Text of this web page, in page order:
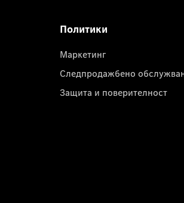
Политики
Маркетинг
Следпродажбено
Защита и поверителност